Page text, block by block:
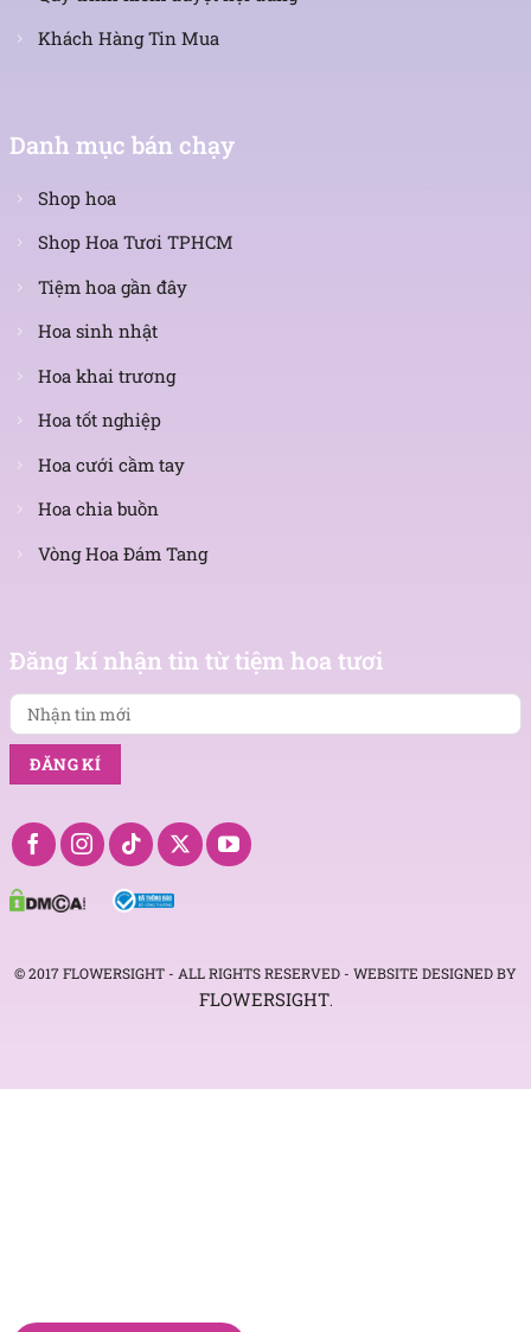
Khách Hàng Tin Mua
Danh mục bán chạy
Shop hoa
Shop Hoa Tươi TPHCM
Tiệm hoa gần đây
Hoa sinh nhật
Hoa khai trương
Hoa tốt nghiệp
Hoa cưới cầm tay
Hoa chia buồn
Vòng Hoa Đám Tang
Đăng kí nhận tin từ tiệm hoa tươi
tin
mới
© 2017 FLOWERSIGHT - ALL RIGHTS RESERVED - WEBSITE DESIGNED BY
FLOWERSIGHT.